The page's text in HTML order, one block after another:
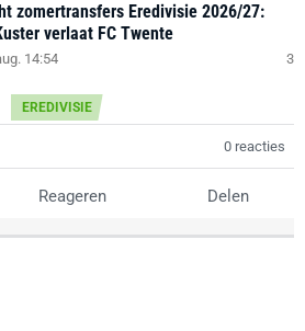
zomertransfers Eredivisie 2026/27:
verlaat FC Twente
14:54 3
EREDIVISIE
0 reacties
Reageren Delen